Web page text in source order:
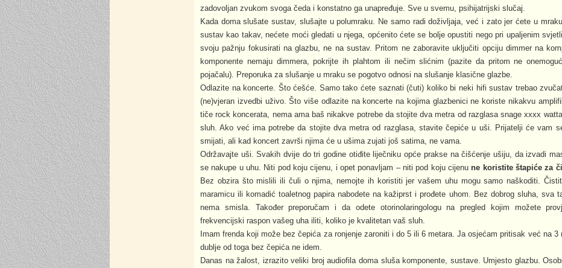
zadovoljan zvukom svoga čeda i konstatno ga unapređuje. Sve u svemu, psihijatrijski slučaj.
Kada doma slušate sustav, slušajte u polumraku. Ne samo radi doživljaja, već i zato jer ćete u
sustav kao takav, nećete moći gledati u njega, općenito ćete se bolje opustiti nego pri upaljenim
svoju pažnju fokusirati na glazbu, ne na sustav. Pritom ne zaboravite uključiti opciju dimmer na
komponente nemaju dimmera, pokrijte ih plahtom ili nečim slićnim (pazite da pritom ne
pojačalu). Preporuka za slušanje u mraku se pogotvo odnosi na slušanje klasične glazbe.
Odlazite na koncerte. Što ćešće. Samo tako ćete saznati (čuti) koliko bi neki hifi sustav trebao
(ne)vjeran izvedbi uživo. Što više odlazite na koncerte na kojima glazbenici ne koriste nikakvu
tiče rock koncerata, nema ama baš nikakve potrebe da stojite dva metra od razglasa snage xxxx
sluh. Ako već ima potrebe da stojite dva metra od razglasa, stavite čepiće u uši. Prijatelji će vam
smijati, ali kad koncert završi njima će u ušima zujati još satima, ne vama.
Održavajte uši. Svakih dvije do tri godine otiđite liječniku opće prakse na čišćenje ušiju, da izvadi
se nakupe u uhu. Niti pod koju cijenu, i opet ponavljam – niti pod koju cijenune koristite štapiće za
Bez obzira što mislili ili čuli o njima, nemojte ih koristiti jer vašem uhu mogu samo naškoditi.
maramicu ili komadić toaletnog papira nabodete na kažiprst i prođete uhom. Bez dobrog sluha, sva
nema smisla. Također preporučam i da odete otorinolaringologu na pregled kojim možete
frekvencijski raspon vašeg uha iliti, koliko je kvalitetan vaš sluh.
Imam frenda koji može bez čepića za ronjenje zaroniti i do 5 ili 6 metara. Ja osjećam pritisak već na 3
dublje od toga bez čepića ne idem.
Danas na žalost, izrazito veliki broj audiofila doma sluša komponente, sustave. Umjesto glazbu.